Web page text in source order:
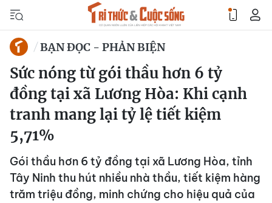
BẠN ĐỌC - PHẢN BIỆN
Sức nóng từ gói thầu hơn 6 tỷ
đồng tại xã Lương Hòa: Khi cạnh
tranh mang lại tỷ lệ tiết kiệm
5,71%
Gói thầu hơn 6 tỷ đồng tại xã Lương Hòa, tỉnh
Tây Ninh thu hút nhiều nhà thầu, tiết kiệm hàng
trăm triệu đồng, minh chứng cho hiệu quả của